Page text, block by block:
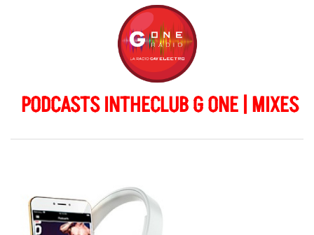
PODCASTS INTHECLUB G ONE | MIXES